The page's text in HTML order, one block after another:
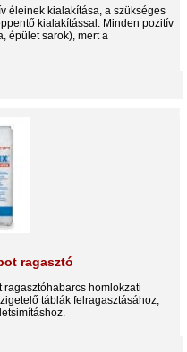
éleinek kialakítása, a szükséges
kialakítással. Minden pozitív
épület sarok), mert a
ragasztó
ragasztóhabarcs homlokzati
táblák felragasztásához,